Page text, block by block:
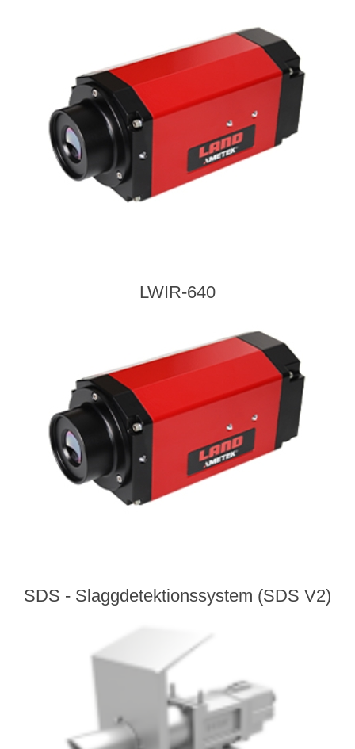
LWIR-640
SDS - Slaggdetektionssystem (SDS V2)